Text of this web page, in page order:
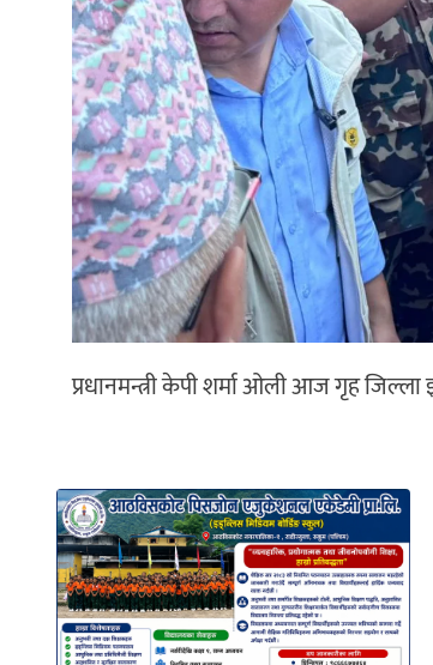
प्रधानमन्त्री केपी शर्मा ओली आज गृह